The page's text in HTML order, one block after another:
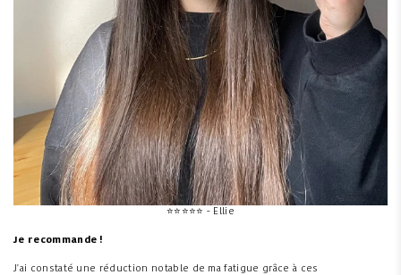
⭐⭐ ⭐⭐⭐ - Ellie
Je recommande !
J'ai constaté une réduction notable de ma fatigue grâce à ces